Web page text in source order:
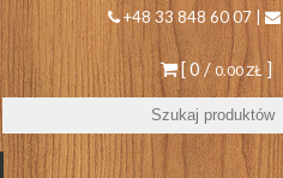
+48 33 848 60 07 |
[ 0 /0.00 ZŁ ]